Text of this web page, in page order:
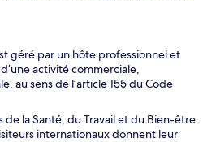
géré par un hôte professionnel et
activité commerciale,
au sens de l’article 155 du Code
de la Santé, du Travail et du Bien-être
internationaux donnent leur